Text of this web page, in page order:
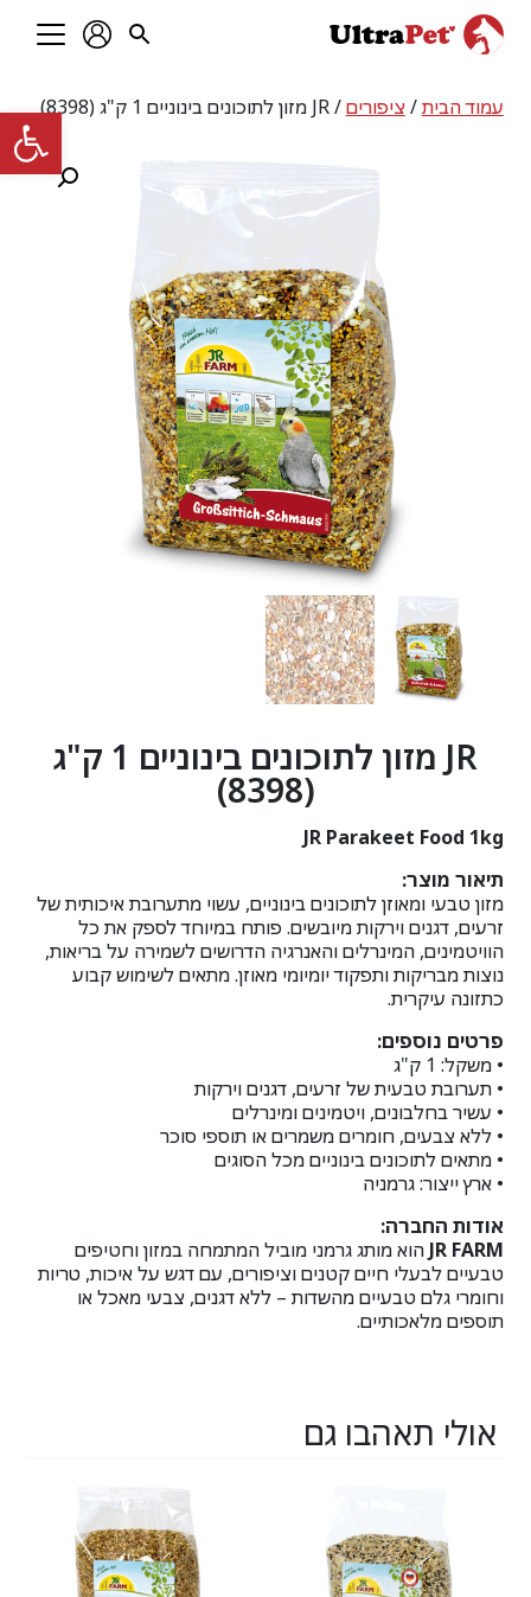
פתח עמוד הבית/ציפורים/ JR מזון לתוכונים בינוניים 1 ק"ג (8398)
JR מזון לתוכונים בינוניים 1 ק"ג
(8398)
JR Parakeet Food 1kg
תיאור מוצר:
מזון טבעי ומאוזן לתוכונים בינוניים, עשוי מתערובת איכותית של
זרעים, דגנים וירקות מיובשים. פותח במיוחד לספק את כל
הוויטמינים, המינרלים והאנרגיה הדרושים לשמירה על בריאות,
נוצות מבריקות ותפקוד יומיומי מאוזן. מתאים לשימוש קבוע
כתזונה עיקרית.
פרטים נוספים:
• משקל: ‎1‎ ק"ג
• תערובת טבעית של זרעים, דגנים וירקות
• עשיר בחלבונים, ויטמינים ומינרלים
• ללא צבעים, חומרים משמרים או תוספי סוכר
• מתאים לתוכונים בינוניים מכל הסוגים
• ארץ ייצור: גרמניה
אודות החברה:
JR FARM הוא מותג גרמני מוביל המתמחה במזון וחטיפים
טבעיים לבעלי חיים קטנים וציפורים, עם דגש על איכות, טריות
וחומרי גלם טבעיים מהשדות – ללא דגנים, צבעי מאכל או
תוספים מלאכותיים.
אולי תאהבו גם